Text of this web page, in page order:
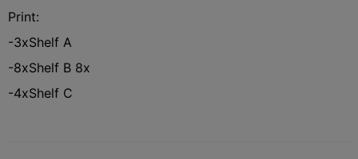
Print:
-3xShelf A
-8xShelf B 8x
-4xShelf C